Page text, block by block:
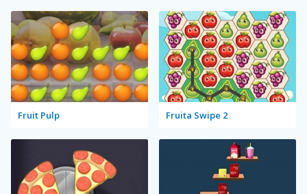
Fruit Pulp Fruita Swipe 2